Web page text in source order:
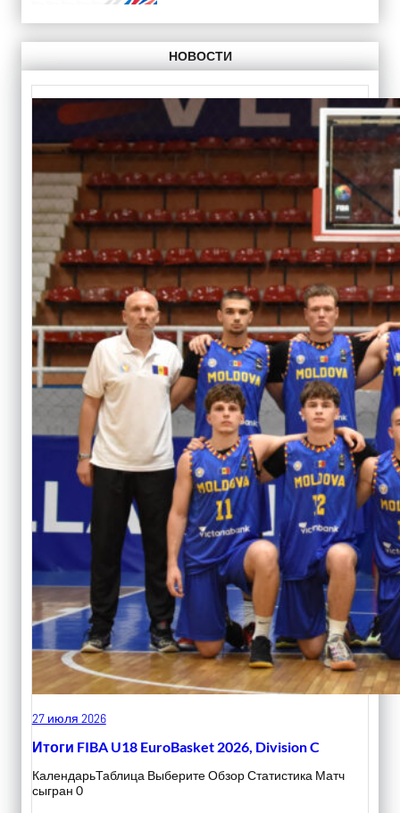
НОВОСТИ
27 июля 2026
Итоги FIBA U18 EuroBasket 2026, Division C
КалендарьТаблица Выберите Обзор Статистика Матч
сыгран 0